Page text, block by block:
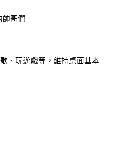
哥們
、玩遊戲等，維持桌面基本